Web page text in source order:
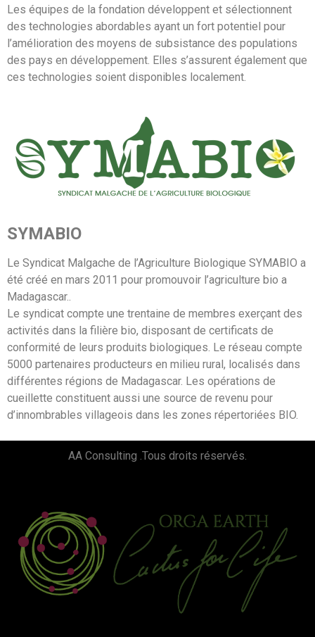
Les équipes de la fondation développent et sélectionnent
des technologies abordables ayant un fort potentiel pour
l’amélioration des moyens de subsistance des populations
des pays en développement. Elles s’assurent également que
ces technologies soient disponibles localement.
SYMABIO
Le Syndicat Malgache de l’Agriculture Biologique SYMABIO a
été créé en mars 2011 pour promouvoir l’agriculture bio a
Madagascar..
Le syndicat compte une trentaine de membres exerçant des
activités dans la filière bio, disposant de certificats de
conformité de leurs produits biologiques. Le réseau compte
5000 partenaires producteurs en milieu rural, localisés dans
différentes régions de Madagascar. Les opérations de
cueillette constituent aussi une source de revenu pour
d’innombrables villageois dans les zones répertoriées BIO.
AA Consulting .Tous droits réservés.